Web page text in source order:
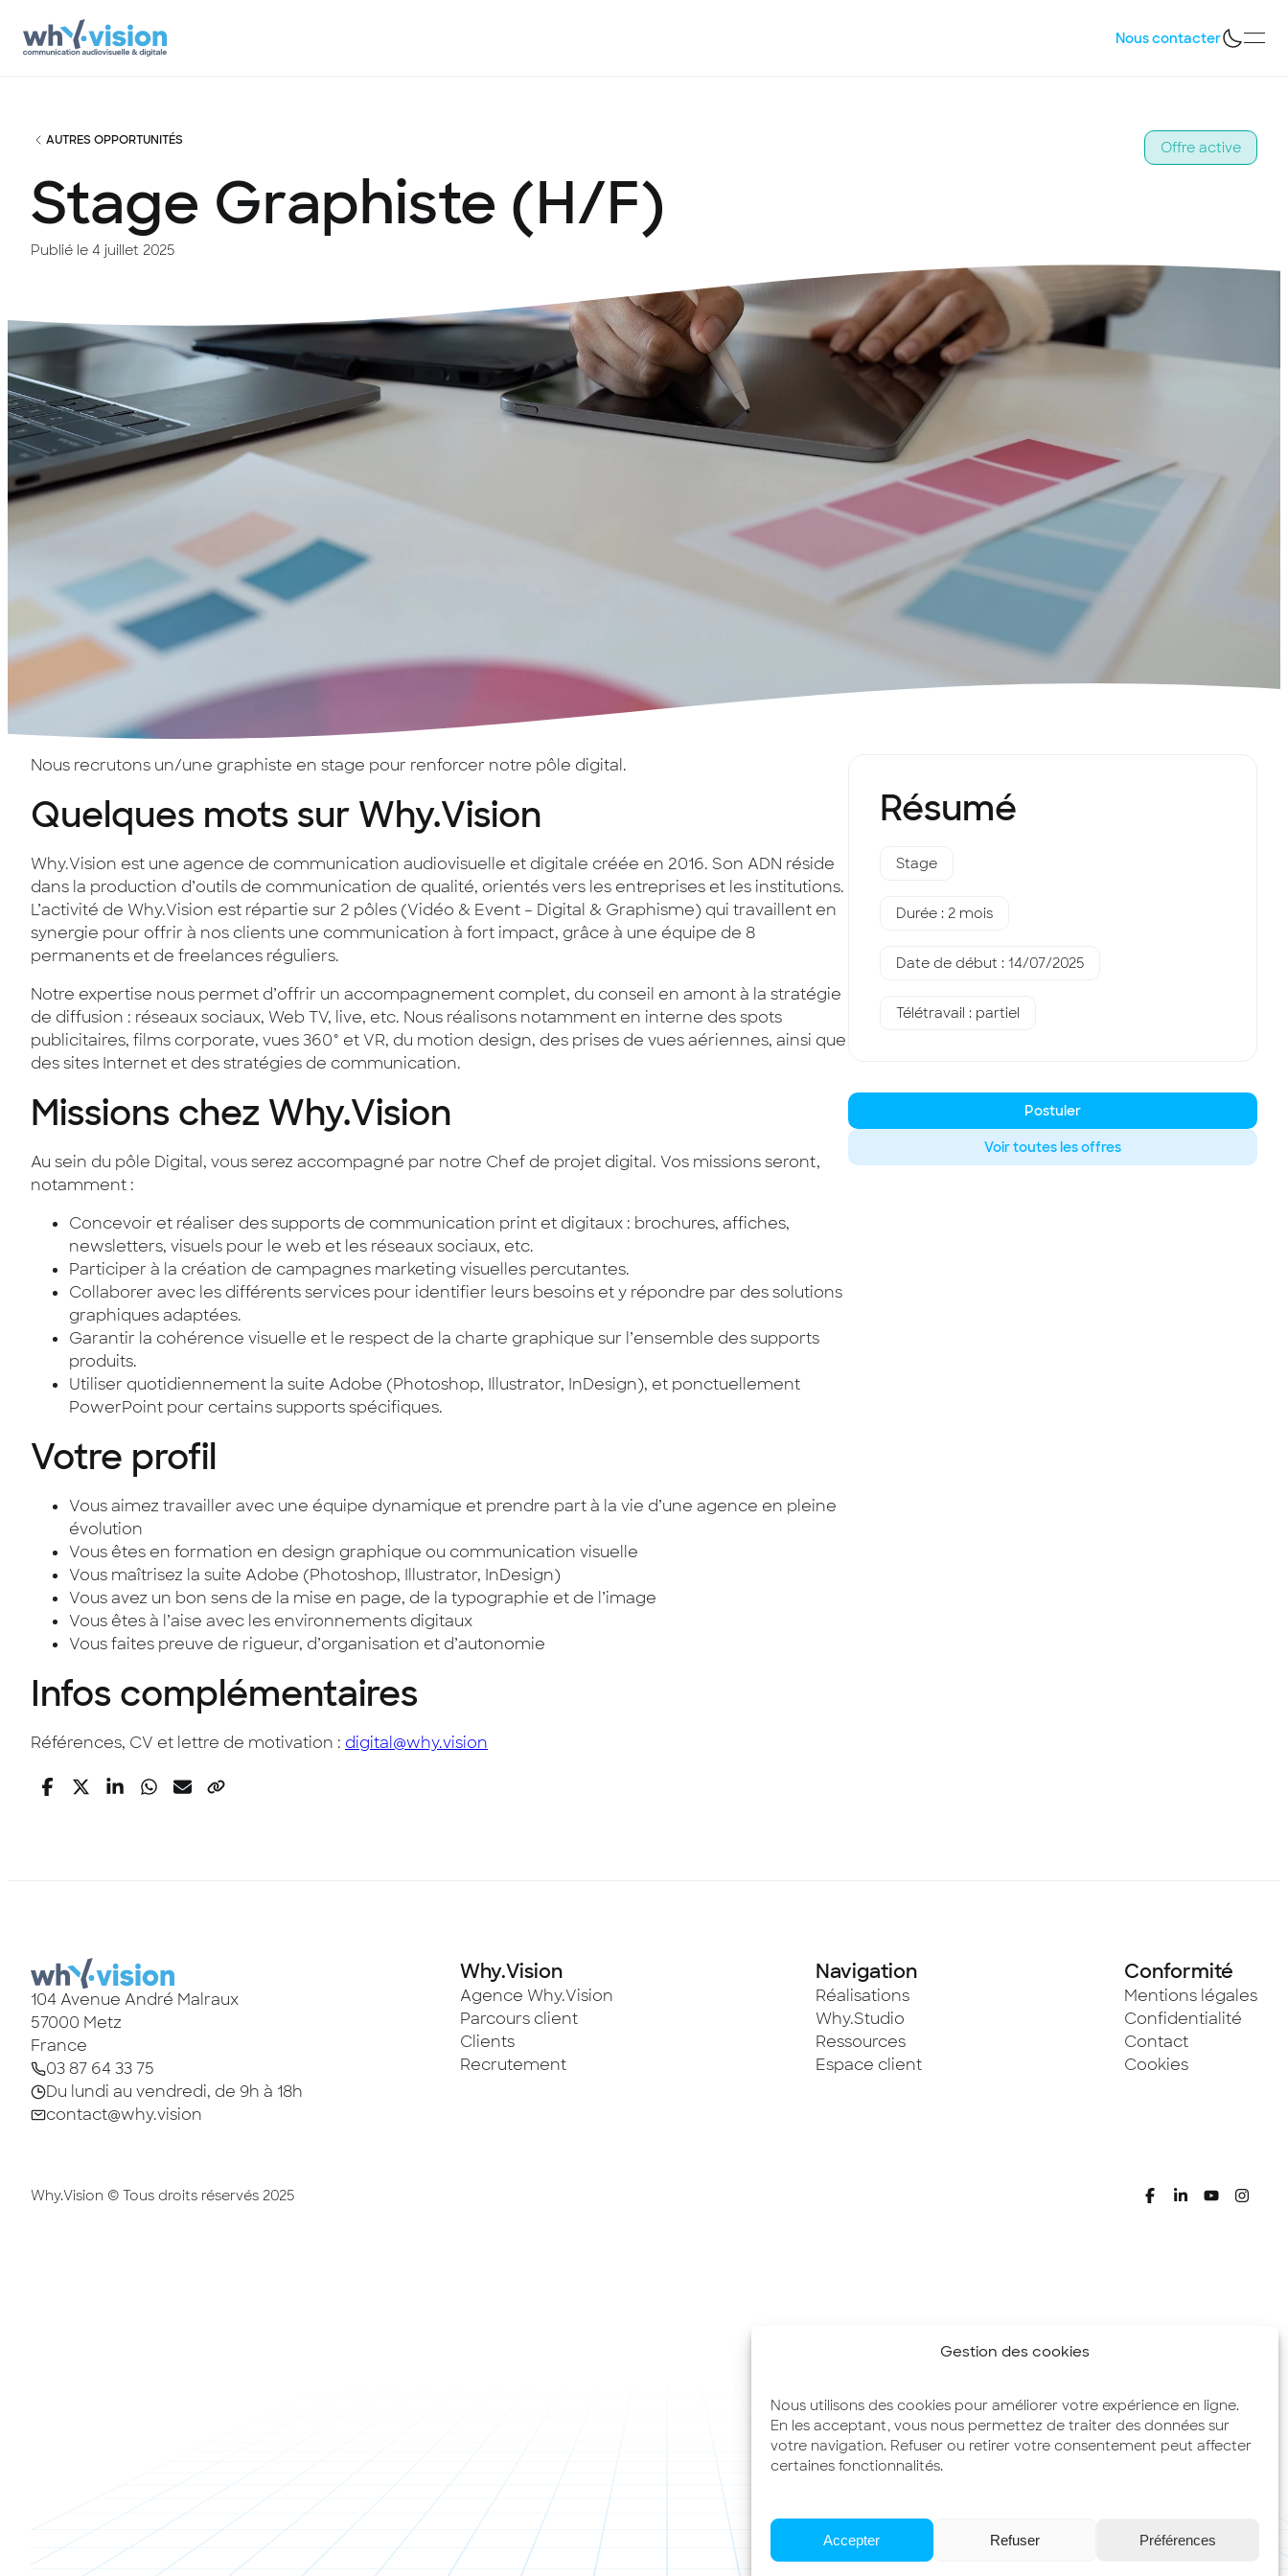
Gestion des cookies
Nous utilisons des cookies pour améliorer votre expérience en ligne.
En les acceptant, vous nous permettez de traiter des données sur
votre navigation. Refuser ou retirer votre consentement peut affecter
certaines fonctionnalités.
Accepter Refuser Préférences
Nous contacter
AUTRES OPPORTUNITÉS Offre active
Stage Graphiste (H/F)
Publié le 4 juillet 2025
Résumé
Stage
Durée : 2 mois
Date de début : 14/07/2025
Télétravail : partiel
Postuler
Voir toutes les offres
Nous recrutons un/une graphiste en stage pour renforcer notre pôle digital.
Quelques mots sur Why.Vision
Why.Vision est une agence de communication audiovisuelle et digitale créée en 2016. Son ADN réside
dans la production d’outils de communication de qualité, orientés vers les entreprises et les institutions.
L’activité de Why.Vision est répartie sur 2 pôles (Vidéo & Event – Digital & Graphisme) qui travaillent en
synergie pour offrir à nos clients une communication à fort impact, grâce à une équipe de 8
permanents et de freelances réguliers.
Notre expertise nous permet d’offrir un accompagnement complet, du conseil en amont à la stratégie
de diffusion : réseaux sociaux, Web TV, live, etc. Nous réalisons notamment en interne des spots
publicitaires, films corporate, vues 360° et VR, du motion design, des prises de vues aériennes, ainsi que
des sites Internet et des stratégies de communication.
Missions chez Why.Vision
Au sein du pôle Digital, vous serez accompagné par notre Chef de projet digital. Vos missions seront,
notamment :
Concevoir et réaliser des supports de communication print et digitaux : brochures, affiches,
newsletters, visuels pour le web et les réseaux sociaux, etc.
Participer à la création de campagnes marketing visuelles percutantes.
Collaborer avec les différents services pour identifier leurs besoins et y répondre par des solutions
graphiques adaptées.
Garantir la cohérence visuelle et le respect de la charte graphique sur l’ensemble des supports
produits.
Utiliser quotidiennement la suite Adobe (Photoshop, Illustrator, InDesign), et ponctuellement
PowerPoint pour certains supports spécifiques.
Votre profil
Vous aimez travailler avec une équipe dynamique et prendre part à la vie d’une agence en pleine
évolution
Vous êtes en formation en design graphique ou communication visuelle
Vous maîtrisez la suite Adobe (Photoshop, Illustrator, InDesign)
Vous avez un bon sens de la mise en page, de la typographie et de l’image
Vous êtes à l’aise avec les environnements digitaux
Vous faites preuve de rigueur, d’organisation et d’autonomie
Infos complémentaires
Références, CV et lettre de motivation : digital@why.vision
104 Avenue André Malraux
57000 Metz
France
03 87 64 33 75
Du lundi au vendredi, de 9h à 18h
contact@why.vision
Why.Vision
Agence Why.Vision
Parcours client
Clients
Recrutement
Navigation
Réalisations
Why.Studio
Ressources
Espace client
Conformité
Mentions légales
Confidentialité
Contact
Cookies
Why.Vision © Tous droits réservés 2025